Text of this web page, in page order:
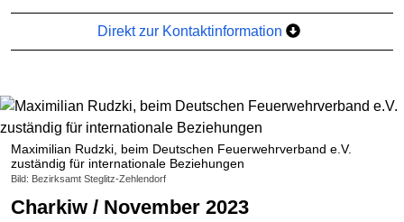
Direkt zur Kontaktinformation
Maximilian Rudzki, beim Deutschen Feuerwehrverband e.V.
zuständig für internationale Beziehungen
Bild: Bezirksamt Steglitz-Zehlendorf
Charkiw / November 2023